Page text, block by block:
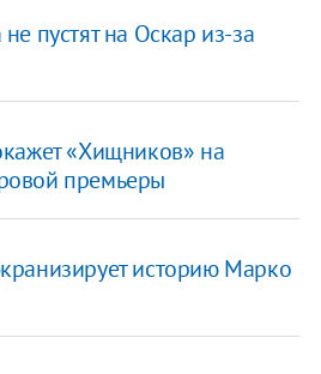
пустят на Оскар из-за
«Хищников» на
премьеры
историю Марко